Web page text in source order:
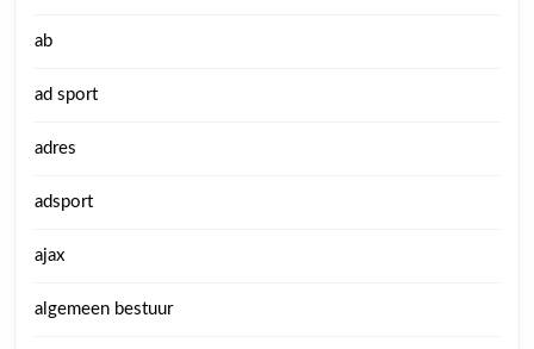
ab
ad sport
adres
adsport
ajax
algemeen bestuur